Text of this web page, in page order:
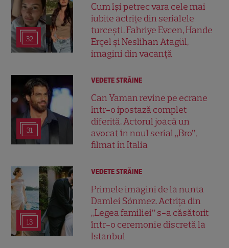
32
Cum își petrec vara cele mai
iubite actrițe din serialele
turcești. Fahriye Evcen, Hande
Erçel și Neslihan Atagül,
imagini din vacanță
31
VEDETE STRĂINE
Can Yaman revine pe ecrane
într-o ipostază complet
diferită. Actorul joacă un
avocat în noul serial „Bro”,
filmat în Italia
13
VEDETE STRĂINE
Primele imagini de la nunta
Damlei Sönmez. Actrița din
„Legea familiei” s-a căsătorit
într-o ceremonie discretă la
Istanbul